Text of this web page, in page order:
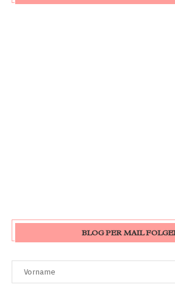
BLOG PER MAIL